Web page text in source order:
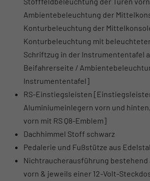
Ambientebeleuchtung der
Konturbeleuchtung der
Konturbeleuchtung mit
Schriftzug in der Instrumententafel
Beifahrerseite /
Instrumententafel]
RS-Einstiegsleisten
Aluminiumeinlegern vorn und
vorn mit RS Q8-Emblem]
Dachhimmel Stoff schwarz
Pedalerie und Fußstütze aus
Nichtraucherausführung bestehend
vorn & jeweils einer 12-Volt-